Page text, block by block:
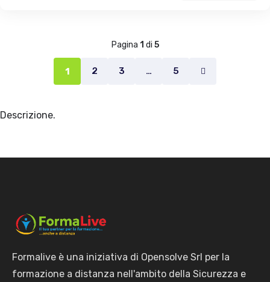
Pagina 1 di 5
1 2 3 … 5
Descrizione.
Formalive è una iniziativa di Opensolve Srl per la
formazione a distanza nell'ambito della Sicurezza e